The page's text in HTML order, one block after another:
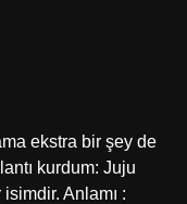
ekstra bir şey de
kurdum: Juju
Anlamı :